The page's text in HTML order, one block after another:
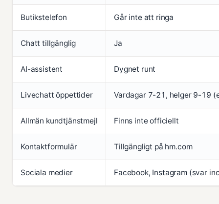
Butikstelefon Går inte att ringa
Chatt tillgänglig Ja
AI-assistent Dygnet runt
Livechatt öppettider Vardagar 7-21, helger 9-19
Allmän kundtjänstmejl Finns inte officiellt
Kontaktformulär Tillgängligt på hm.com
Sociala medier Facebook, Instagram (svar